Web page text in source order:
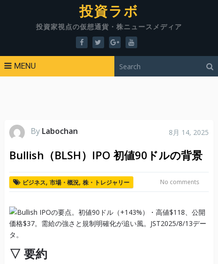
投資ラボ
投資家視点の仮想通貨・株ニュースメディア
MENU
By Labochan 8月 14, 2025
Bullish（BLSH）IPO 初値90ドルの背景
ビジネス, 市場・概況, 株・トレジャリー No comments
▽ 要約